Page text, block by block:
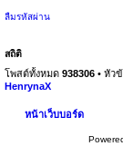
ลืมรหัสผ่าน
สถิติ
โพสต์ทั้งหมด 938306 • หัว
HenrynaX
หน้าเว็บบอร์ด